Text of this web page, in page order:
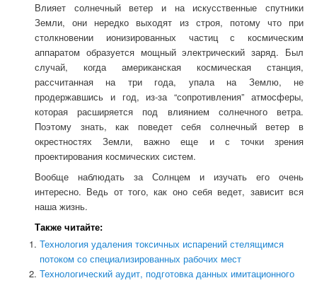
Влияет солнечный ветер и на искусственные спутники
Земли, они нередко выходят из строя, потому что при
столкновении ионизированных частиц с космическим
аппаратом образуется мощный электрический заряд. Был
случай, когда американская космическая станция,
рассчитанная на три года, упала на Землю, не
продержавшись и год, из-за “сопротивления” атмосферы,
которая расширяется под влиянием солнечного ветра.
Поэтому знать, как поведет себя солнечный ветер в
окрестностях Земли, важно еще и с точки зрения
проектирования космических систем.
Вообще наблюдать за Солнцем и изучать его очень
интересно. Ведь от того, как оно себя ведет, зависит вся
наша жизнь.
Также читайте:
Технология удаления токсичных испарений стелящимся
потоком со специализированных рабочих мест
Технологический аудит, подготовка данных имитационного